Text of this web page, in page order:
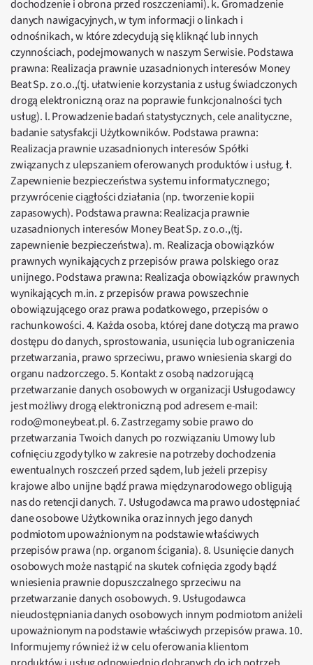
dochodzenie i obrona przed roszczeniami). k. Gromadzenie
danych nawigacyjnych, w tym informacji o linkach i
odnośnikach, w które zdecydują się kliknąć lub innych
czynnościach, podejmowanych w naszym Serwisie. Podstawa
prawna: Realizacja prawnie uzasadnionych interesów Money
Beat Sp. z o.o.,(tj. ułatwienie korzystania z usług świadczonych
drogą elektroniczną oraz na poprawie funkcjonalności tych
usług). l. Prowadzenie badań statystycznych, cele analityczne,
badanie satysfakcji Użytkowników. Podstawa prawna:
Realizacja prawnie uzasadnionych interesów Spółki
związanych z ulepszaniem oferowanych produktów i usług. ł.
Zapewnienie bezpieczeństwa systemu informatycznego;
przywrócenie ciągłości działania (np. tworzenie kopii
zapasowych). Podstawa prawna: Realizacja prawnie
uzasadnionych interesów Money Beat Sp. z o.o.,(tj.
zapewnienie bezpieczeństwa). m. Realizacja obowiązków
prawnych wynikających z przepisów prawa polskiego oraz
unijnego. Podstawa prawna: Realizacja obowiązków prawnych
wynikających m.in. z przepisów prawa powszechnie
obowiązującego oraz prawa podatkowego, przepisów o
rachunkowości. 4. Każda osoba, której dane dotyczą ma prawo
dostępu do danych, sprostowania, usunięcia lub ograniczenia
przetwarzania, prawo sprzeciwu, prawo wniesienia skargi do
organu nadzorczego. 5. Kontakt z osobą nadzorującą
przetwarzanie danych osobowych w organizacji Usługodawcy
jest możliwy drogą elektroniczną pod adresem e-mail:
rodo@moneybeat.pl. 6. Zastrzegamy sobie prawo do
przetwarzania Twoich danych po rozwiązaniu Umowy lub
cofnięciu zgody tylko w zakresie na potrzeby dochodzenia
ewentualnych roszczeń przed sądem, lub jeżeli przepisy
krajowe albo unijne bądź prawa międzynarodowego obligują
nas do retencji danych. 7. Usługodawca ma prawo udostępniać
dane osobowe Użytkownika oraz innych jego danych
podmiotom upoważnionym na podstawie właściwych
przepisów prawa (np. organom ścigania). 8. Usunięcie danych
osobowych może nastąpić na skutek cofnięcia zgody bądź
wniesienia prawnie dopuszczalnego sprzeciwu na
przetwarzanie danych osobowych. 9. Usługodawca
nieudostępniania danych osobowych innym podmiotom aniżeli
upoważnionym na podstawie właściwych przepisów prawa. 10.
Informujemy również iż w celu oferowania klientom